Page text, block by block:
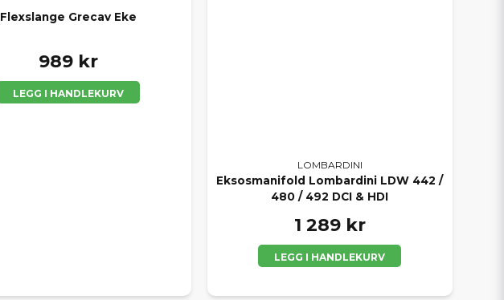
Flexslange Grecav Eke
989 kr
LEGG I HANDLEKURV
LOMBARDINI
Eksosmanifold Lombardini LDW 442 /
480 / 492 DCI & HDI
1 289 kr
LEGG I HANDLEKURV